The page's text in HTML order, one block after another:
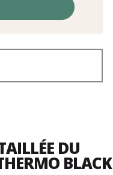
DU
BLACK